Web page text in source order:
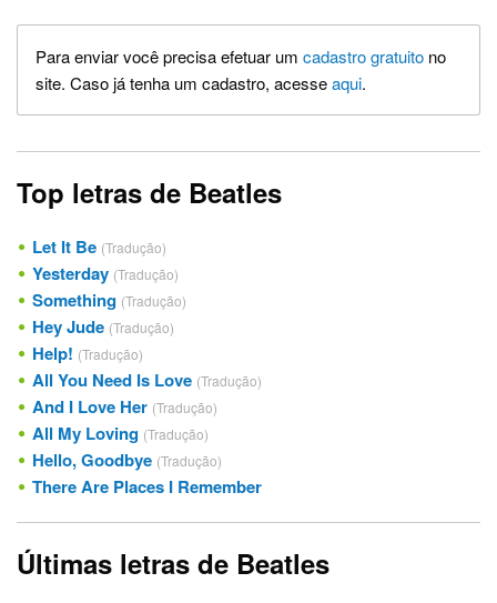
Para enviar você precisa efetuar um cadastro gratuito no
site. Caso já tenha um cadastro, acesseaqui.
Top letras de Beatles
Let It Be (Tradução)
Yesterday (Tradução)
Something (Tradução)
Hey Jude (Tradução)
Help! (Tradução)
All You Need Is Love (Tradução)
And I Love Her (Tradução)
All My Loving (Tradução)
Hello, Goodbye (Tradução)
There Are Places I Remember
Últimas letras de Beatles